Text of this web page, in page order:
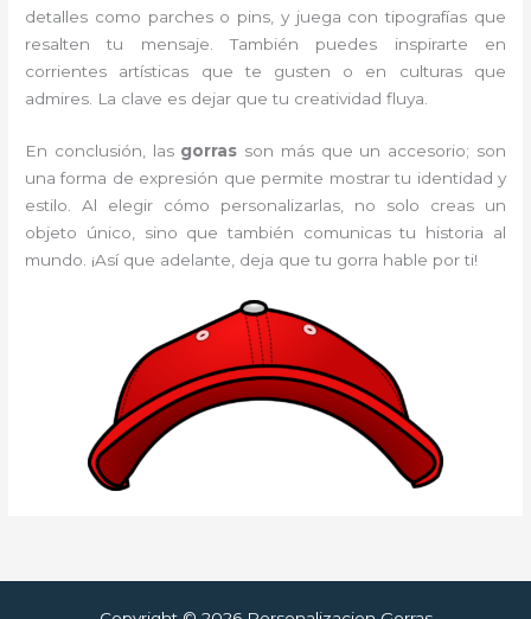
detalles como parches o pins, y juega con tipografías que
resalten tu mensaje. También puedes inspirarte en
corrientes artísticas que te gusten o en culturas que
admires. La clave es dejar que tu creatividad fluya.
En conclusión, lasgorras son más que un accesorio; son
una forma de expresión que permite mostrar tu identidad y
estilo. Al elegir cómo personalizarlas, no solo creas un
objeto único, sino que también comunicas tu historia al
mundo. ¡Así que adelante, deja que tu gorra hable por ti!